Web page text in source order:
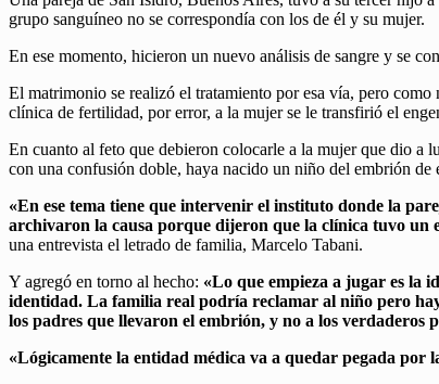
grupo sanguíneo no se correspondía con los de él y su mujer.
En ese momento, hicieron un nuevo análisis de sangre y se
El matrimonio se realizó el tratamiento por esa vía, pero
clínica de fertilidad, por error, a la mujer se le transfirió el
En cuanto al feto que debieron colocarle a la mujer que dio a
con una confusión doble, haya nacido un niño del embrión de
«En ese tema tiene que intervenir el instituto donde la
archivaron la causa porque dijeron que la clínica tuvo
una entrevista el letrado de familia, Marcelo Tabani.
Y agregó en torno al hecho: «Lo que empieza a jugar es la
identidad. La familia real podría reclamar al niño pero
los padres que llevaron el embrión, y no a los verdaderos
«Lógicamente la entidad médica va a quedar pegada por